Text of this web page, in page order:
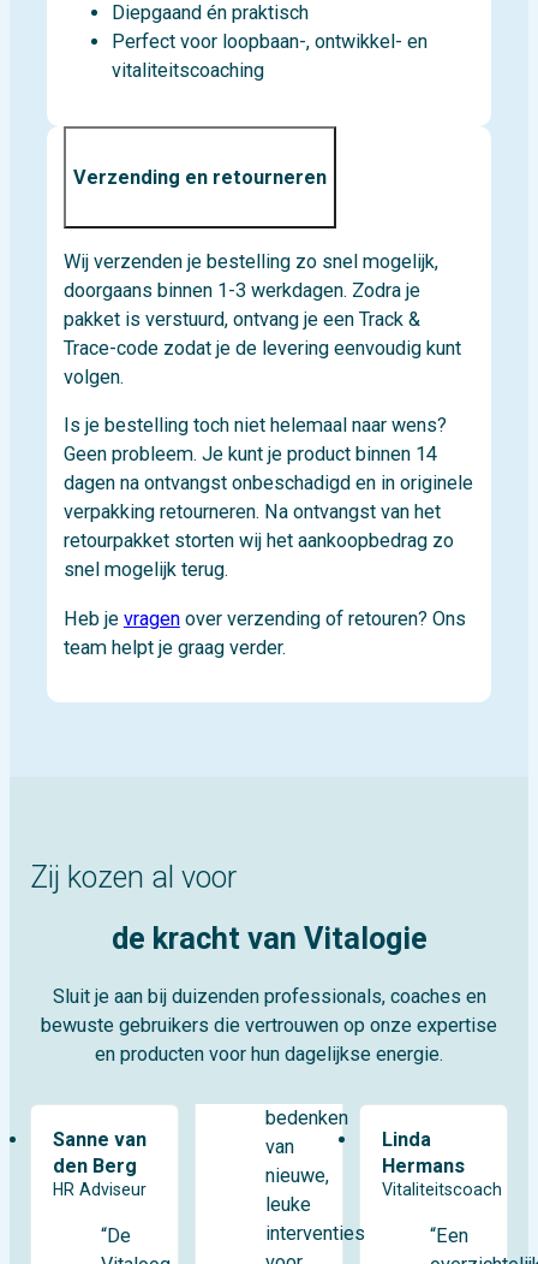
Diepgaand én praktisch
Perfect voor loopbaan-, ontwikkel- en
vitaliteitscoaching
Verzending en retourneren
Wij verzenden je bestelling zo snel mogelijk,
doorgaans binnen 1-3 werkdagen. Zodra je
pakket is verstuurd, ontvang je een Track &
Trace-code zodat je de levering eenvoudig kunt
volgen.
Is je bestelling toch niet helemaal naar wens?
Geen probleem. Je kunt je product binnen 14
dagen na ontvangst onbeschadigd en in originele
verpakking retourneren. Na ontvangst van het
retourpakket storten wij het aankoopbedrag zo
snel mogelijk terug.
Heb je vragenover verzending of retouren? Ons
team helpt je graag verder.
Zij kozen al voor
de kracht van Vitalogie
Sluit je aan bij duizenden professionals, coaches en
bewuste gebruikers die vertrouwen op onze expertise
en producten voor hun dagelijkse energie.
Sanne van
den Berg
HR Adviseur
“De
bedenken
van
nieuwe,
leuke
interventies
Linda
Hermans
Vitaliteitscoach
“Een